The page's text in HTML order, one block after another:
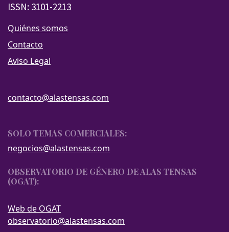
ISSN: 3101-2213
Quiénes somos
Contacto
Aviso Legal
contacto@alastensas.com
SOLO TEMAS COMERCIALES:
negocios@alastensas.com
OBSERVATORIO DE GÉNERO DE ALAS TENSAS
(OGAT):
Web de OGAT
observatorio@alastensas.com